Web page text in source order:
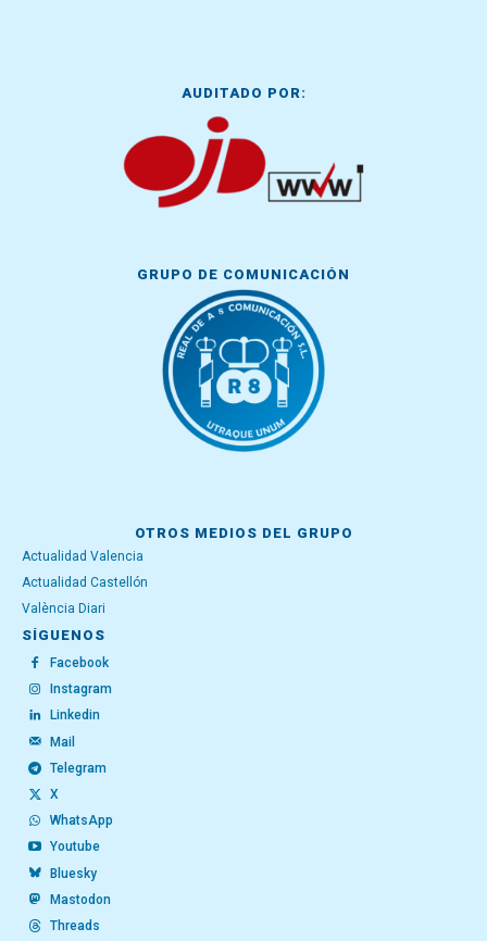
AUDITADO POR:
GRUPO DE COMUNICACIÓN
OTROS MEDIOS DEL GRUPO
Actualidad Valencia
Actualidad Castellón
València Diari
SÍGUENOS
Facebook
Instagram
Linkedin
Mail
Telegram
X
WhatsApp
Youtube
Bluesky
Mastodon
Threads